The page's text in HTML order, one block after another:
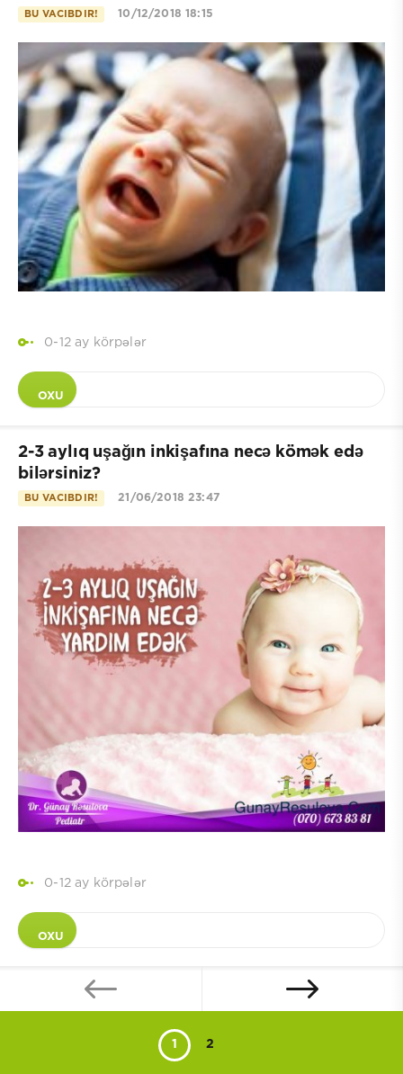
BU VACIBDIR! 10/12/2018 18:15
0-12 ay körpələr
OXU
2-3 aylıq uşağın inkişafına necə kömək edə
bilərsiniz?
BU VACIBDIR! 21/06/2018 23:47
0-12 ay körpələr
OXU
1 2